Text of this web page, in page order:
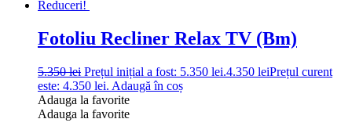
Reduceri!
Fotoliu Recliner Relax TV (Bm)
5.350lei Prețul inițial a fost: 5.350 lei.4.350 leiPrețul curent
este: 4.350 lei. Adaugă în coș
Adauga la favorite
Adauga la favorite